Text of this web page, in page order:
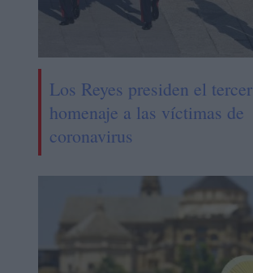
Los Reyes presiden el tercer
homenaje a las víctimas de
coronavirus